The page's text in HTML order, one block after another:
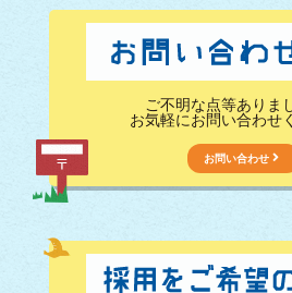
ご不明な点等ありま
お気軽にお問い合わせ
お問い合わせ